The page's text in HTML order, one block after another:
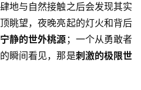
地与自然接触之后会发现其实
眺望，夜晚亮起的灯火和背后
宁静的世外桃源 ；一个从勇敢者
瞬间看见，那是刺激的极限世